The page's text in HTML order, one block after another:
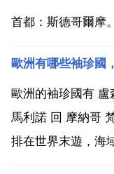
首都：斯德哥爾摩。
歐洲有哪些袖珍國
歐洲的袖珍國有
馬利諾 回 摩納哥
排在世界末遊，海